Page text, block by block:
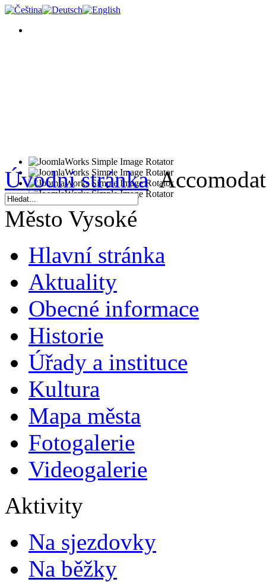
Úvodní stránka
Město Vysoké
Hlavní stránka
Aktuality
Obecné informace
Historie
Úřady a instituce
Kultura
Mapa města
Fotogalerie
Videogalerie
Aktivity
Na sjezdovky
Na běžky